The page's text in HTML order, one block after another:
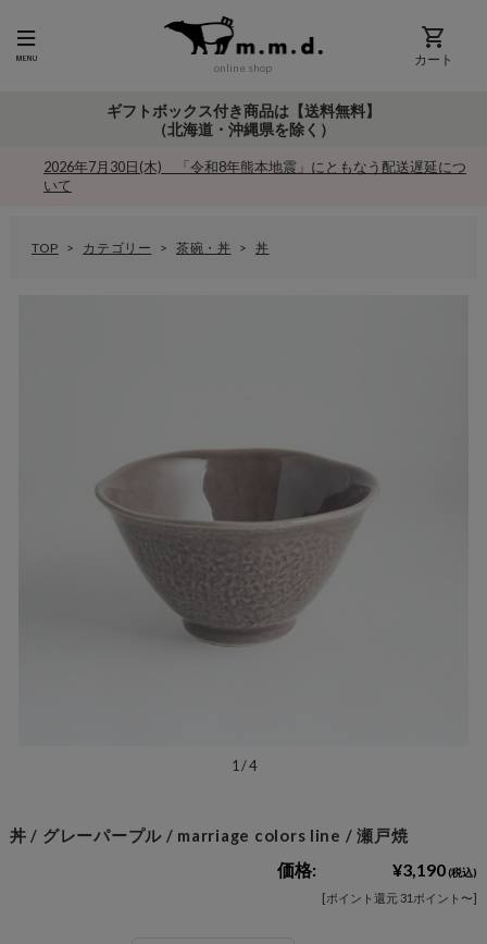
online shop カート
ギフトボックス付き商品は【送料無料】
（北海道・沖縄県を除く）
2026年7月30日(木) 「令和8年熊本地震」にともなう配送遅延につ
いて
TOP カテゴリー 茶碗・丼 丼
1 /4
丼 / グレーパープル / marriage colors line / 瀬戸焼
価格: ¥3,190(税込)
[ポイント還元 31ポイント〜]